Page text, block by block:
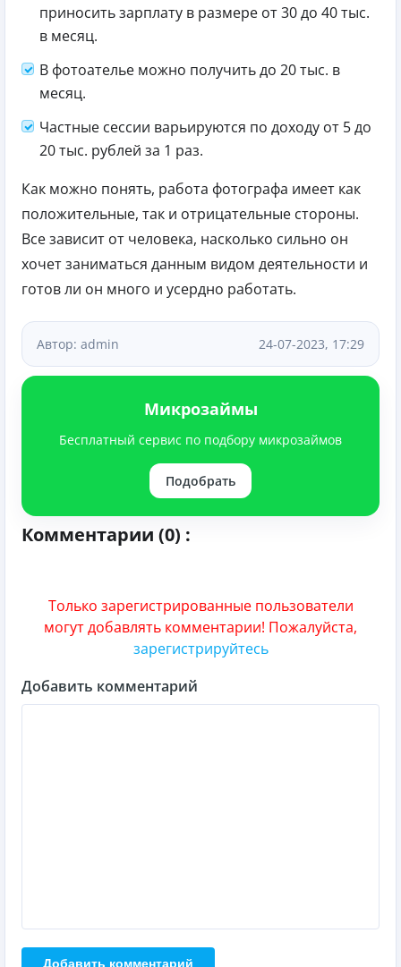
приносить зарплату в размере от 30 до 40 тыс.
в месяц.
В фотоателье можно получить до 20 тыс. в
месяц.
Частные сессии варьируются по доходу от 5 до
20 тыс. рублей за 1 раз.
Как можно понять, работа фотографа имеет как
положительные, так и отрицательные стороны.
Все зависит от человека, насколько сильно он
хочет заниматься данным видом деятельности и
готов ли он много и усердно работать.
Автор: admin 24-07-2023, 17:29
Микрозаймы
Бесплатный сервис по подбору микрозаймов
Подобрать
Комментарии (0) :
Только зарегистрированные пользователи
могут добавлять комментарии! Пожалуйста,
зарегистрируйтесь
Добавить комментарий
Добавить комментарий